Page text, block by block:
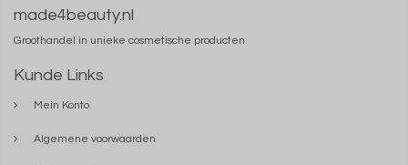
made4beauty.nl
Groothandel in unieke cosmetische producten
Kunde Links
Mein Konto
Algemene voorwaarden